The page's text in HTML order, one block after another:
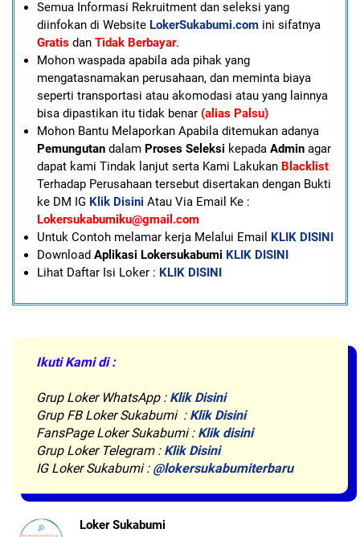
Semua Informasi Rekruitment dan seleksi yang
diinfokan di Website LokerSukabumi.comini sifatnya
Gratisdan Tidak Berbayar.
Mohon waspada apabila ada pihak yang
mengatasnamakan perusahaan, dan meminta biaya
seperti transportasi atau akomodasi atau yang lainnya
bisa dipastikan itu tidak benar (alias Palsu)
Mohon Bantu Melaporkan Apabila ditemukan adanya
Pemungutandalam Proses Seleksi kepada Adminagar
dapat kami Tindak lanjut serta Kami LakukanBlacklist
Terhadap Perusahaan tersebut disertakan dengan Bukti
ke DM IG Klik Disini Atau Via Email Ke :
Lokersukabumiku@gmail.com
Untuk Contoh melamar kerja Melalui Email KLIK DISINI
Download Aplikasi Lokersukabumi KLIK DISINI
Lihat Daftar Isi Loker : KLIK DISINI
Ikuti Kami di :
Grup Loker WhatsApp : Klik Disini
Grup FB Loker Sukabumi : Klik Disini
FansPage Loker Sukabumi : Klik disini
Grup Loker Telegram : Klik Disini
IG Loker Sukabumi : @lokersukabumiterbaru
Loker Sukabumi